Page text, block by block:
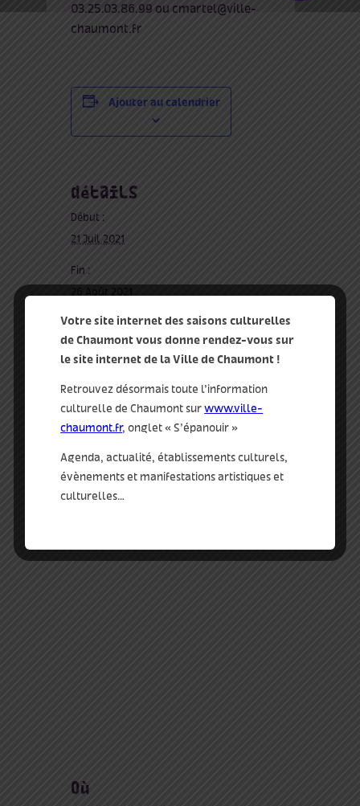
03.25.03.86.99 ou cmartel@ville-
chaumont.fr
Ajouter au calendrier
détails
Début :
21 Juil 2021
Fin :
26 Août 2021
Prix :
4 €
beaux arts
visite
musées
où
Votre site internet des saisons culturelles
de Chaumont vous donne rendez-vous sur
le site internet de la Ville de Chaumont !
Retrouvez désormais toute l’information
culturelle de Chaumont surwww.ville-
chaumont.fr, onglet « S’épanouir »
Agenda, actualité, établissements culturels,
évènements et manifestations artistiques et
culturelles…